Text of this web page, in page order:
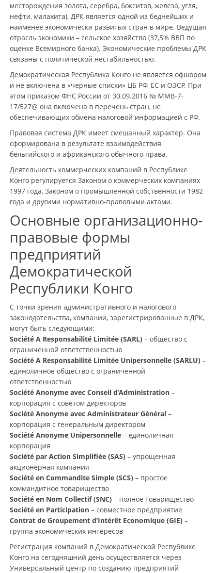
месторождения золота, серебра, бокситов, железа, угля,
нефти, малахита), ДРК является одной из беднейших и
наименее экономически развитых стран в мире. Ведущая
отрасль экономики – сельское хозяйство (37,5% ВВП по
оценке Всемирного банка). Экономические проблемы ДРК
связаны с политической нестабильностью.
Демократическая Республика Конго не является офшором
и не включена в «черные списки» ЦБ РФ, ЕС и ОЭСР. При
этом приказом ФНС России от 30.09.2016 № ММВ-7-
17/527@ она включена в перечень стран, не
обеспечивающих обмена налоговой информацией с РФ.
Правовая система ДРК имеет смешанный характер. Она
сформирована в результате взаимодействия
бельгийского и африканского обычного права.
Деятельность коммерческих компаний в Республике
Конго регулируется Законом о коммерческих компаниях
1997 года, Законом о промышленной собственности 1982
года и другими нормативно-правовыми актами.
Основные организационно-
правовые формы
предприятий
Демократической
Республики Конго
С точки зрения административного и налогового
законодательства, компании, зарегистрированные в ДРК,
могут быть следующими:
Société A Responsabilité Limitée (SARL) – общество с
ограниченной ответственностью
Société A Responsabilité Limitée Unipersonnelle (SARLU) –
единоличное общество с ограниченной
ответственностью
Société Anonyme avec Conseil d’Administration –
корпорация с советом директоров
Société Anonyme avec Administrateur Général –
корпорация с генеральным директором
Société Anonyme Unipersonnelle – единоличная
корпорация
Société par Action Simplifiée (SAS) – упрощенная
акционерная компания
Société en Commandite Simple (SCS) – простое
коммандитное товарищество
Société en Nom Collectif (SNC) – полное товарищество
Société en Participation – совместное предприятие
Contrat de Groupement d’Intérêt Economique (GIE) –
группа экономических интересов
Регистрация компаний в Демократической Республике
Конго на сегодняшний день осуществляется через
Универсальный центр по созданию предприятий